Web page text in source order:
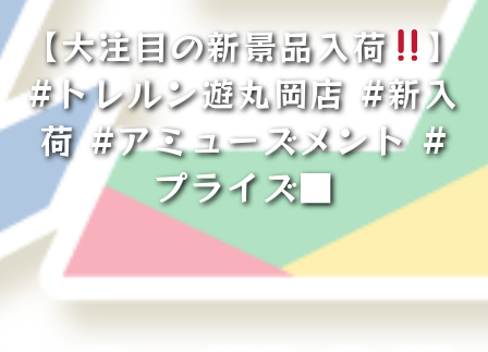
【大注目の新景品入荷
】
#トレルン遊丸岡店 #新入
荷 #アミューズメント #
プライズ■